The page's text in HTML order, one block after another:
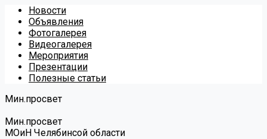
Новости
Объявления
Фотогалерея
Видеогалерея
Мероприятия
Презентации
Полезные статьи
Мин.просвет
Мин.просвет
МОиН Челябинсой области